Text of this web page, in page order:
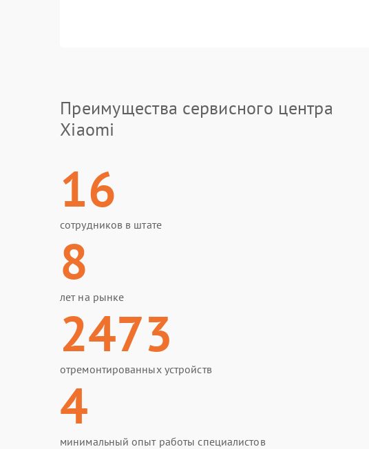
Преимущества сервисного центра
Xiaomi
16
сотрудников в штате
8
лет на рынке
2473
отремонтированных устройств
4
минимальный опыт работы специалистов